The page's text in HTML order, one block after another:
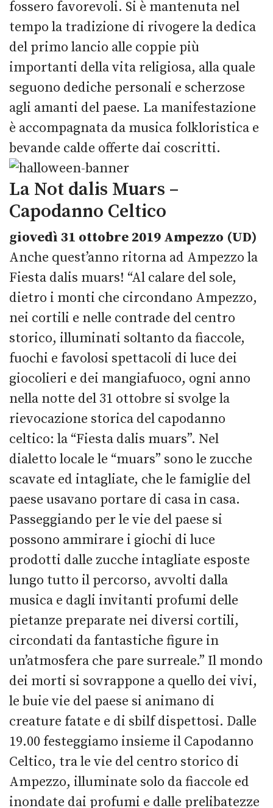
fossero favorevoli. Si è mantenuta nel
tempo la tradizione di rivogere la dedica
del primo lancio alle coppie più
importanti della vita religiosa, alla quale
seguono dediche personali e scherzose
agli amanti del paese. La manifestazione
è accompagnata da musica folkloristica e
bevande calde offerte dai coscritti.
La Not dalis Muars –
Capodanno Celtico
giovedì 31 ottobre 2019 Ampezzo (UD)
Anche quest’anno ritorna ad Ampezzo la
Fiesta dalis muars! “Al calare del sole,
dietro i monti che circondano Ampezzo,
nei cortili e nelle contrade del centro
storico, illuminati soltanto da fiaccole,
fuochi e favolosi spettacoli di luce dei
giocolieri e dei mangiafuoco, ogni anno
nella notte del 31 ottobre si svolge la
rievocazione storica del capodanno
celtico: la “Fiesta dalis muars”. Nel
dialetto locale le “muars” sono le zucche
scavate ed intagliate, che le famiglie del
paese usavano portare di casa in casa.
Passeggiando per le vie del paese si
possono ammirare i giochi di luce
prodotti dalle zucche intagliate esposte
lungo tutto il percorso, avvolti dalla
musica e dagli invitanti profumi delle
pietanze preparate nei diversi cortili,
circondati da fantastiche figure in
un’atmosfera che pare surreale.” Il mondo
dei morti si sovrappone a quello dei vivi,
le buie vie del paese si animano di
creature fatate e di sbilf dispettosi. Dalle
19.00 festeggiamo insieme il Capodanno
Celtico, tra le vie del centro storico di
Ampezzo, illuminate solo da fiaccole ed
inondate dai profumi e dalle prelibatezze